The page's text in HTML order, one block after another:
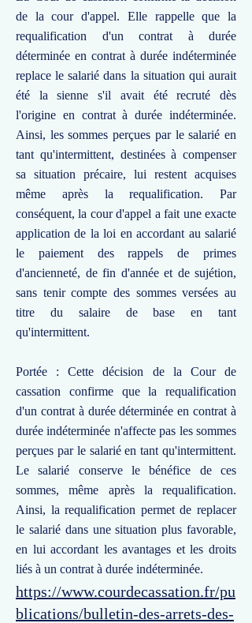
de la cour d'appel. Elle rappelle que la
requalification d'un contrat à durée
déterminée en contrat à durée indéterminée
replace le salarié dans la situation qui aurait
été la sienne s'il avait été recruté dès
l'origine en contrat à durée indéterminée.
Ainsi, les sommes perçues par le salarié en
tant qu'intermittent, destinées à compenser
sa situation précaire, lui restent acquises
même après la requalification. Par
conséquent, la cour d'appel a fait une exacte
application de la loi en accordant au salarié
le paiement des rappels de primes
d'ancienneté, de fin d'année et de sujétion,
sans tenir compte des sommes versées au
titre du salaire de base en tant
qu'intermittent.
Portée : Cette décision de la Cour de
cassation confirme que la requalification
d'un contrat à durée déterminée en contrat à
durée indéterminée n'affecte pas les sommes
perçues par le salarié en tant qu'intermittent.
Le salarié conserve le bénéfice de ces
sommes, même après la requalification.
Ainsi, la requalification permet de replacer
le salarié dans une situation plus favorable,
en lui accordant les avantages et les droits
liés à un contrat à durée indéterminée.
https://www.courdecassation.fr/pu
blications/bulletin-des-arrets-des-